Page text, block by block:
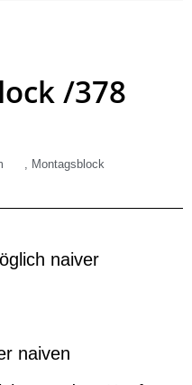
/378
, Montagsblock
naiver
naiven